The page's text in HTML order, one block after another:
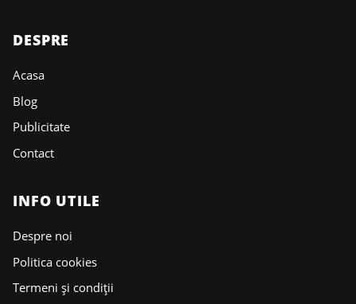
DESPRE
Acasa
Blog
Publicitate
Contact
INFO UTILE
Despre noi
Politica cookies
Termeni și condiții